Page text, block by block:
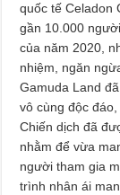
quốc tế Celadon
gần 10.000
của năm 2020,
nhiệm, ngăn
Gamuda Land
vô cùng độc
Chiến dịch đã
nhằm để vừa
người tham gia
trình nhân ái